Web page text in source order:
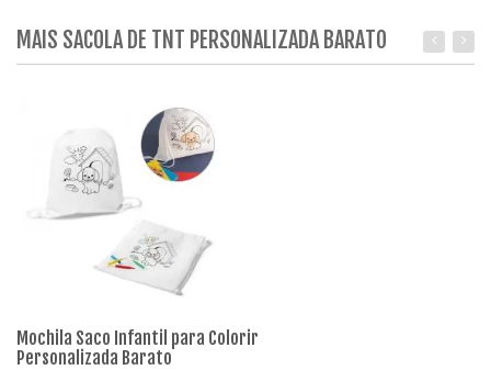
MAIS SACOLA DE TNT PERSONALIZADA BARATO
Mochila Saco Infantil para Colorir
Personalizada Barato